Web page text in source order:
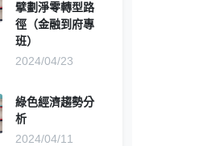
擘劃淨零轉型路
徑（金融到府專
班）
2024/04/23
綠色經濟趨勢分
析
2024/04/11